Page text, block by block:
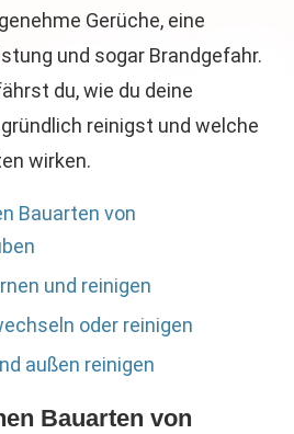
Gerüche, eine
und sogar Brandgefahr.
du, wie du deine
reinigst und welche
wirken.
Bauarten von
und reinigen
oder reinigen
außen reinigen
Bauarten von